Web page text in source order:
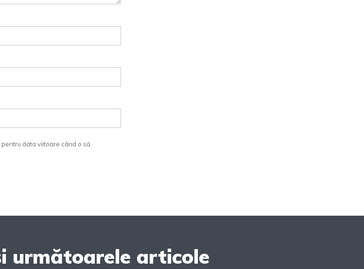
data viitoare când o să
următoarele articole